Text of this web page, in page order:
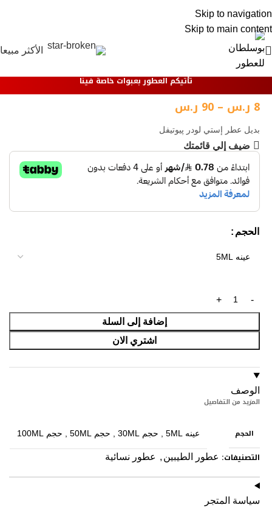
Skip to navigation
Skip to main content
الأكثر مبيعا
تأتيكم العطور بعبوات خاصة فينا
بديل عطر إستي لودر پيوتيفل
8 ر.س –
90 ر.س
ضيف إلي قائمتك
الحجم
إضافة إلى السلة
اشتري الان
الوصف
المزيد من التفاصيل
الحجم عينه 5ML , حجم 30ML , حجم 50ML , حجم 100ML
التصنيفات: عطور الطيبين , عطور نسائية
سياسة المتجر